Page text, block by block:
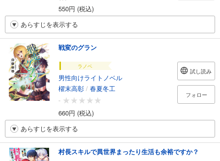
550円 (税込)
あらすじを表示する
戦変のグラン
ラノベ
男性向けライトノベル
櫂末高彰 / 春夏冬工
-
660円 (税込)
試し読み
フォロー
あらすじを表示する
村長スキルで異世界まったり生活も余裕ですか？